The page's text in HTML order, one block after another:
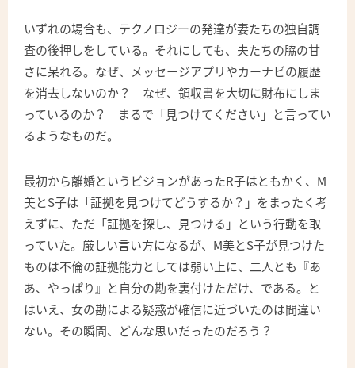
いずれの場合も、テクノロジーの発達が妻たちの独自調
査の後押しをしている。それにしても、夫たちの脇の甘
さに呆れる。なぜ、メッセージアプリやカーナビの履歴
を消去しないのか？ なぜ、領収書を大切に財布にしま
っているのか？ まるで「見つけてください」と言ってい
るようなものだ。
最初から離婚というビジョンがあったR子はともかく、M
美とS子は「証拠を見つけてどうするか？」をまったく考
えずに、ただ「証拠を探し、見つける」という行動を取
っていた。厳しい言い方になるが、M美とS子が見つけた
ものは不倫の証拠能力としては弱い上に、二人とも『あ
あ、やっぱり』と自分の勘を裏付けただけ、である。と
はいえ、女の勘による疑惑が確信に近づいたのは間違い
ない。その瞬間、どんな思いだったのだろう？